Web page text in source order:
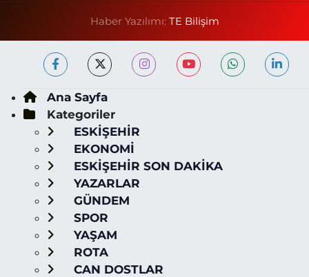
Haber Yazılımı: TE Bilişim
Ana Sayfa
Kategoriler
ESKİŞEHİR
EKONOMİ
ESKİŞEHİR SON DAKİKA
YAZARLAR
GÜNDEM
SPOR
YAŞAM
ROTA
CAN DOSTLAR